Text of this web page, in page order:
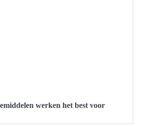
werken het best voor